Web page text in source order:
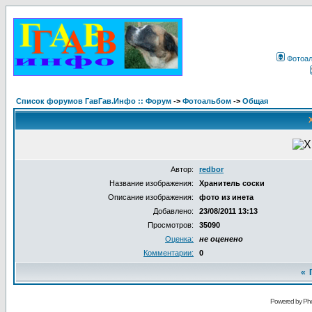
Список форумов ГавГав.Инфо :: Форум -> Фотоальбом -> Общая
Автор:
redbor
Название изображения:
Хранитель соски
Описание изображения:
фото из инета
Добавлено:
23/08/2011 13:13
Просмотров:
35090
Оценка:
не оценено
Комментарии:
0
«
Powered by